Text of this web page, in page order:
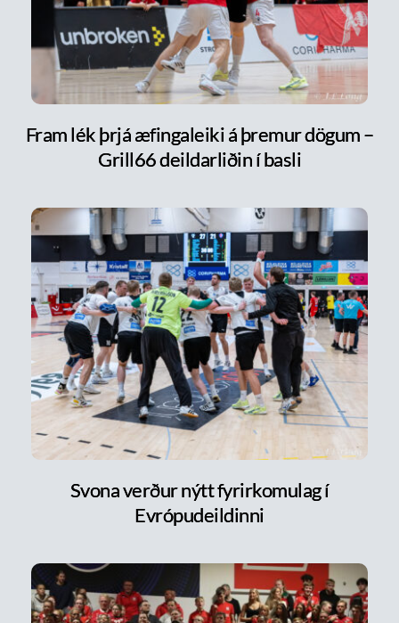
Fram lék þrjá æfingaleiki á þremur dögum –
Grill66 deildarliðin í basli
Svona verður nýtt fyrirkomulag í
Evrópudeildinni